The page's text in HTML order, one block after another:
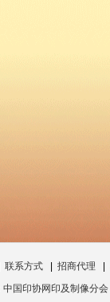
联系方式 | 招商代理 |
中国印协网印及制像分